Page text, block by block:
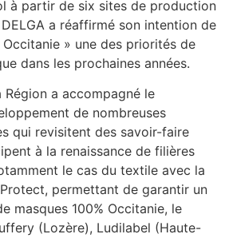
à partir de six sites de production
a réaffirmé son intention de
» une des priorités de
dans les prochaines années.
a accompagné le
de nombreuses
qui revisitent des savoir-faire
à la renaissance de filières
le cas du textile avec la
permettant de garantir un
masques 100% Occitanie, le
(Lozère), Ludilabel (Haute-